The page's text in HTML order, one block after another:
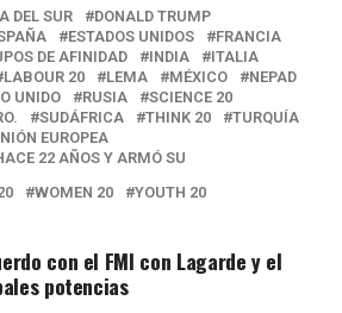
DEL SUR
DONALD TRUMP
ESTADOS UNIDOS
FRANCIA
DE AFINIDAD INDIA
ITALIA
LABOUR 20 LEMA MÉXICO
NEPAD
UNIDO RUSIA
SCIENCE 20
SUDÁFRICA THINK 20
TURQUÍA
EUROPEA
22 AÑOS Y ARMÓ SU
WOMEN 20 YOUTH 20
con el FMI con Lagarde y el
potencias